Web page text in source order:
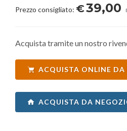
Prezzo consigliato: €39,00
Acquista tramite un nostro
ACQUISTA ONLINE
ACQUISTA DA